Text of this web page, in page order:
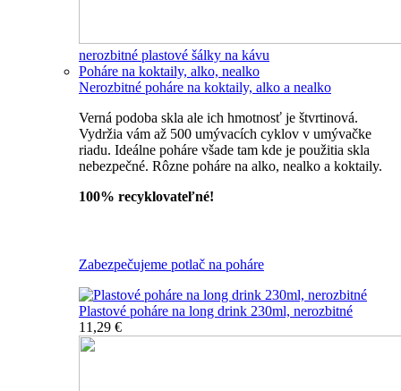
nerozbitné plastové šálky na kávu
Poháre na koktaily, alko, nealko
Nerozbitné poháre na koktaily, alko a nealko
Verná podoba skla ale ich hmotnosť je štvrtinová.
Vydržia vám až 500 umývacích cyklov v umývačke
riadu. Ideálne poháre všade tam kde je použitia skla
nebezpečné. Rôzne poháre na alko, nealko a koktaily.
100% recyklovateľné!
Zabezpečujeme potlač na poháre
Plastové poháre na long drink 230ml, nerozbitné
11,29 €